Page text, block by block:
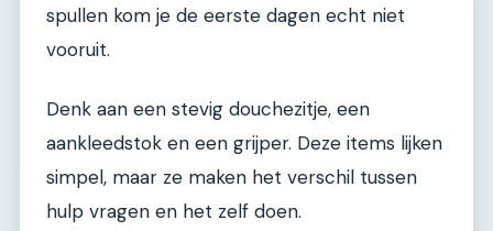
spullen kom je de eerste dagen echt niet
vooruit.
Denk aan een stevig douchezitje, een
aankleedstok en een grijper. Deze items lijken
simpel, maar ze maken het verschil tussen
hulp vragen en het zelf doen.